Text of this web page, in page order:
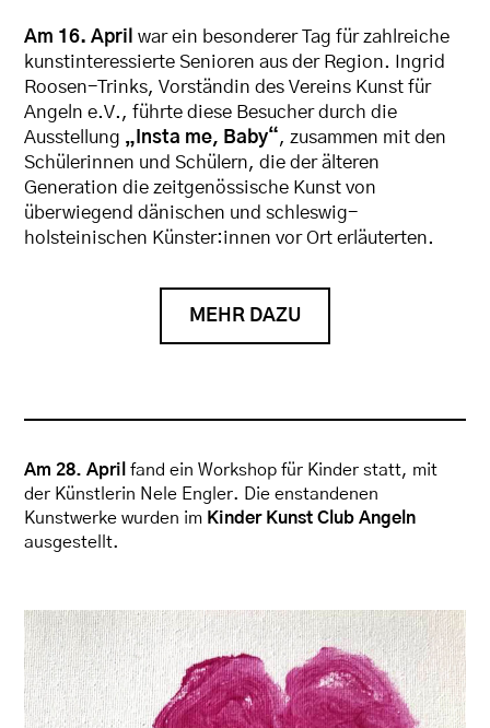
Am 16. Aprilwar ein besonderer Tag für zahlreiche
kunstinteressierte Senioren aus der Region. Ingrid
Roosen-Trinks, Vorständin des Vereins Kunst für
Angeln e.V., führte diese Besucher durch die
Ausstellung „Insta me, Baby“, zusammen mit den
Schülerinnen und Schülern, die der älteren
Generation die zeitgenössische Kunst von
überwiegend dänischen und schleswig-
holsteinischen Künster:innen vor Ort erläuterten.
MEHR DAZU
Am 28. April fand ein Workshop für Kinder statt, mit
der Künstlerin Nele Engler. Die enstandenen
Kunstwerke wurden im Kinder Kunst Club Angeln
ausgestellt.